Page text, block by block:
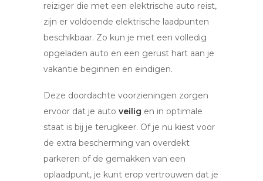
reiziger die met een elektrische auto reist,
zijn er voldoende elektrische laadpunten
beschikbaar. Zo kun je met een volledig
opgeladen auto en een gerust hart aan je
vakantie beginnen en eindigen.
Deze doordachte voorzieningen zorgen
ervoor dat je auto veilig en in optimale
staat is bij je terugkeer. Of je nu kiest voor
de extra bescherming van overdekt
parkeren of de gemakken van een
oplaadpunt, je kunt erop vertrouwen dat je